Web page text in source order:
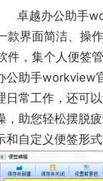
卓越办公助手
款界面简洁、操
件，集个人便签
公助手workview
常工作，还可以
，助您轻松摆脱
自定义便签形式